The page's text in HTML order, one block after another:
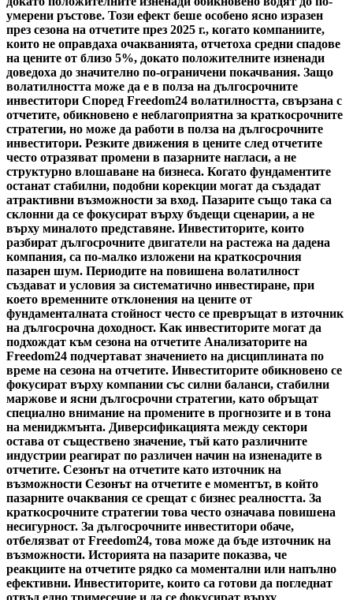
умерени ръстове. Този ефект беше особено ясно изразен
през сезона на отчетите през 2025 г., когато компаниите,
които не оправдаха очакванията, отчетоха средни спадове
на цените от близо 5%, докато положителните изненади
доведоха до значително по-ограничени покачвания. Защо
волатилността може да е в полза на дългосрочните
инвеститори Според Freedom24 волатилността, свързана с
отчетите, обикновено е неблагоприятна за краткосрочните
стратегии, но може да работи в полза на дългосрочните
инвеститори. Резките движения в цените след отчетите
често отразяват промени в пазарните нагласи, а не
структурно влошаване на бизнеса. Когато фундаментите
останат стабилни, подобни корекции могат да създадат
атрактивни възможности за вход. Пазарите също така са
склонни да се фокусират върху бъдещи сценарии, а не
върху миналото представяне. Инвеститорите, които
разбират дългосрочните двигатели на растежа на дадена
компания, са по-малко изложени на краткосрочния
пазарен шум. Периодите на повишена волатилност
създават и условия за систематично инвестиране, при
което временните отклонения на цените от
фундаменталната стойност често се превръщат в източник
на дългосрочна доходност. Как инвеститорите могат да
подхождат към сезона на отчетите Анализаторите на
Freedom24 подчертават значението на дисциплината по
време на сезона на отчетите. Инвеститорите обикновено се
фокусират върху компании със силни баланси, стабилни
маржове и ясни дългосрочни стратегии, като обръщат
специално внимание на промените в прогнозите и в тона
на мениджмънта. Диверсификацията между сектори
остава от съществено значение, тъй като различните
индустрии реагират по различен начин на изненадите в
отчетите. Сезонът на отчетите като източник на
възможности Сезонът на отчетите е моментът, в който
пазарните очаквания се срещат с бизнес реалността. За
краткосрочните стратегии това често означава повишена
несигурност. За дългосрочните инвеститори обаче,
отбелязват от Freedom24, това може да бъде източник на
възможности. Историята на пазарите показва, че
реакциите на отчетите рядко са моментални или напълно
ефективни. Инвеститорите, които са готови да погледнат
отвъд едно тримесечие и да се фокусират върху